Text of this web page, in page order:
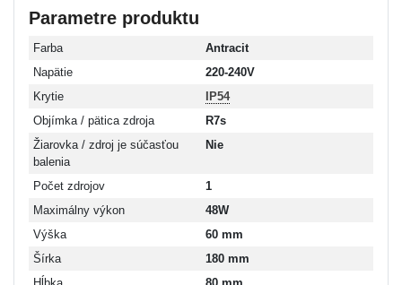
Parametre produktu
Farba
Antracit
Napätie
220-240V
Krytie
IP54
Objímka / pätica zdroja
R7s
Žiarovka / zdroj je súčasťou
balenia
Nie
Počet zdrojov
1
Maximálny výkon
48W
Výška
60 mm
Šírka
180 mm